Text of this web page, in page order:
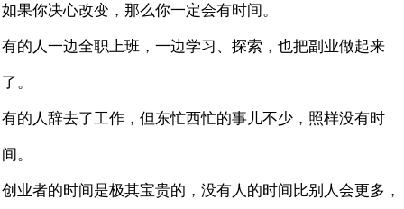
如果你决心改变，那么你一定会有时间。
有的人一边全职上班，一边学习、探索，也把副业做起来
了。
有的人辞去了工作，但东忙西忙的事儿不少，照样没有时
间。
创业者的时间是极其宝贵的，没有人的时间比别人会更多，